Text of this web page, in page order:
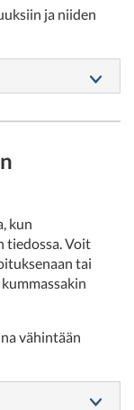
ja niiden
kun
tiedossa. Voit
tai
vähintään